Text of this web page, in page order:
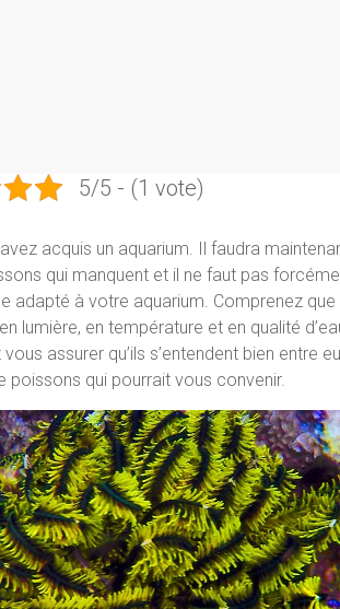
5/5 - (1 vote)
acquis un aquarium. Il faudra
qui manquent et il ne faut pas
adapté à votre aquarium. Comprenez
lumière, en température et en qualité
assurer qu’ils s’entendent bien entre
poissons qui pourrait vous convenir.